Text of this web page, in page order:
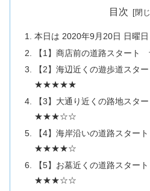
目次
本日は 2020年9月20日 日曜日
【1】商店前の道路スタ
【2】海辺近くの遊歩道スタ
★★★★★
【3】大通り近くの路地スタ
★★★☆☆
【4】海岸沿いの道路スター
★★★★☆
【5】お墓近くの道路スター
★★★☆☆